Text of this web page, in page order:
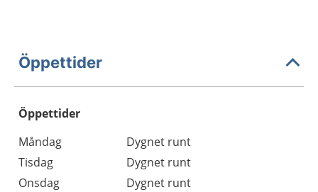
Öppettider
Öppettider
Dag
Öppettider
Kommentarer
Måndag
Dygnet runt
Tisdag
Dygnet runt
Onsdag
Dygnet runt